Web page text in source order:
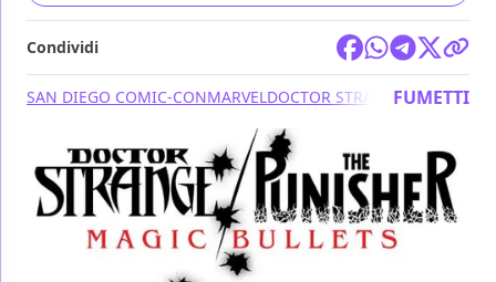
Condividi
SAN DIEGO COMIC-CONMARVELDOCTOR STRANGEPUNISHER
FUMETTI